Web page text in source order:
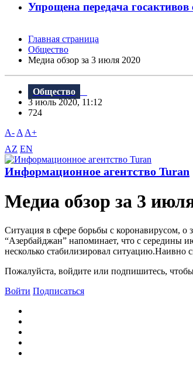
Упрощена передача
Главная страница
Общество
Meдиа обзор за 3 июля 2020
Общество
3 июль 2020, 11:12
724
A- A A+
AZ EN
Информационное агентство Turan
Meдиа обзор за 3
Ситуация в сфере борьбы с коронавирусом, о
“Aзербайджан” напоминает, что с середины
несколько стабилизировал
Пожалуйста, войдите или подпишитесь,
Войти Подписаться